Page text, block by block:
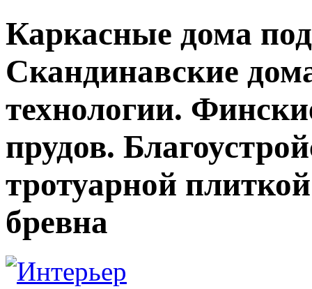
Каркасные дома
Скандинавские
технологии.
прудов.
тротуарной
бревна